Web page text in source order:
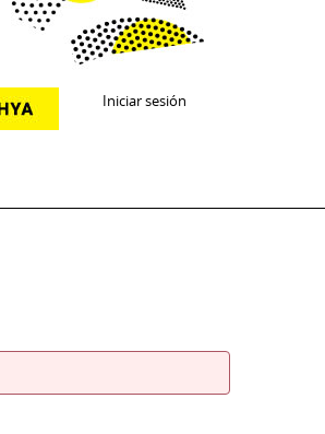
Iniciar sesión